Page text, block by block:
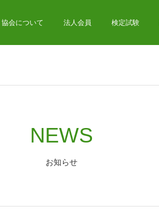
協会について 法人会員 検定試験
NEWS
お知らせ